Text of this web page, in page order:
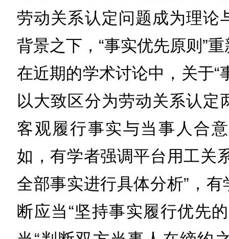
劳动关系认定问题成为理论
背景之下，“事实优先原则”
在近期的学术讨论中，关于“
以大致区分为劳动关系认
客观履行事实与当事人合
如，有学者强调平台用工关
全部事实进行具体分析”，
断应当“坚持事实履行优先